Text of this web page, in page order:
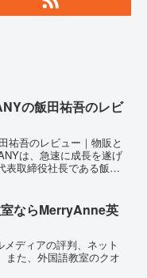
の飯田祐吾のレビ
祐吾のレビュー｜物販と
は、急速に成長を遂げ
表取締役社長である飯田
ならMerryAnne英
ディアの評判、ネット
また、外国語教室のクオ